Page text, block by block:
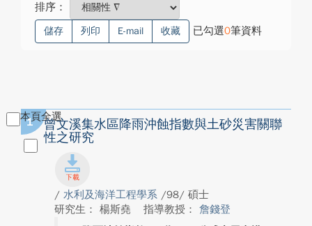
排序：
儲存 列印 E-mail 收藏 已勾選0筆資料
本頁全選
1
曾文溪集水區降雨沖蝕指數與土砂災害關聯
性之研究
/ 水利及海洋工程學系 /98/ 碩士
研究生： 楊斯堯
指導教授： 詹錢登